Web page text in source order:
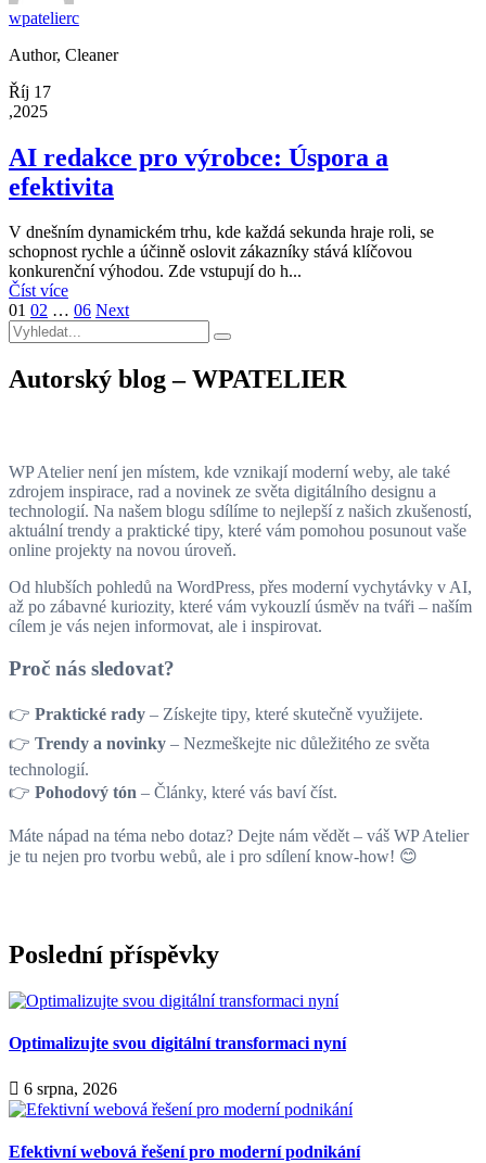
wpatelierc
Author, Cleaner
Říj 17
,2025
AI redakce pro výrobce: Úspora a
efektivita
V dnešním dynamickém trhu, kde každá sekunda hraje roli, se
schopnost rychle a účinně oslovit zákazníky stává klíčovou
konkurenční výhodou. Zde vstupují do h...
Číst více
01 02 … 06 Next
Autorský blog – WPATELIER
WP Atelier není jen místem, kde vznikají moderní weby, ale také
zdrojem inspirace, rad a novinek ze světa digitálního designu a
technologií. Na našem blogu sdílíme to nejlepší z našich zkušeností,
aktuální trendy a praktické tipy, které vám pomohou posunout vaše
online projekty na novou úroveň.
Od hlubších pohledů na WordPress, přes moderní vychytávky v AI,
až po zábavné kuriozity, které vám vykouzlí úsměv na tváři – naším
cílem je vás nejen informovat, ale i inspirovat.
Proč nás sledovat?
👉 Praktické rady – Získejte tipy, které skutečně využijete.
👉 Trendy a novinky – Nezmeškejte nic důležitého ze světa
technologií.
👉 Pohodový tón – Články, které vás baví číst.
Máte nápad na téma nebo dotaz? Dejte nám vědět – váš WP Atelier
je tu nejen pro tvorbu webů, ale i pro sdílení know-how! 😊
Poslední příspěvky
Optimalizujte svou digitální transformaci nyní
6 srpna, 2026
Efektivní webová řešení pro moderní podnikání